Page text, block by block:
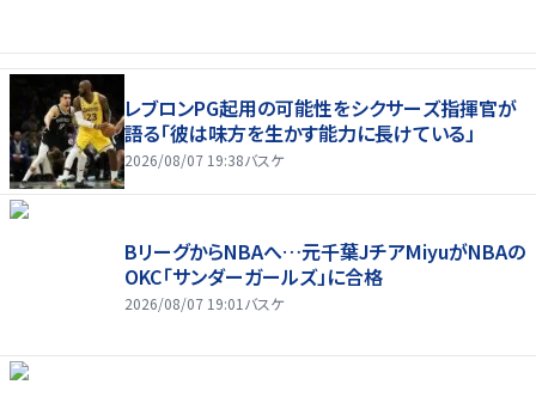
レブロンPG起用の可能性をシクサーズ指揮官が
語る「彼は味方を生かす能力に長けている」
2026/08/07 19:38バスケ
BリーグからNBAへ…元千葉JチアMiyuがNBAの
OKC「サンダーガールズ」に合格
2026/08/07 19:01 バスケ